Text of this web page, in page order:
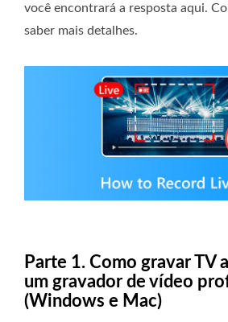
você encontrará a resposta aqui.
saber mais detalhes.
Parte 1. Como gravar TV
um gravador de vídeo
(Windows e Mac)